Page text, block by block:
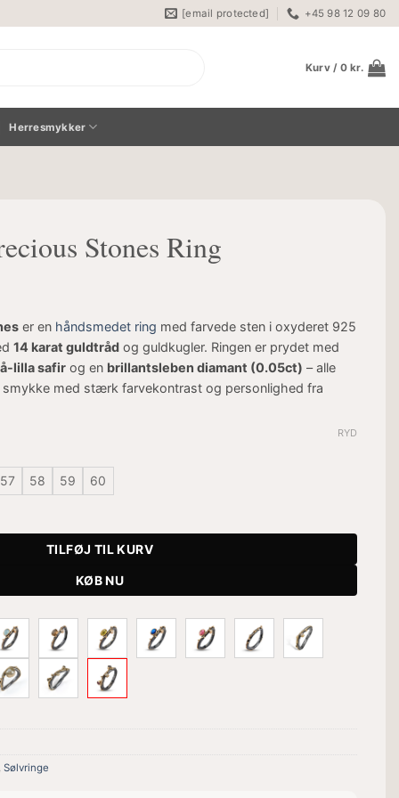
[email protected] +45 98 12 09 80
Kurv / 0kr.
Herresmykker
Stones Ring
er en håndsmedet ring med farvede sten i oxyderet 925
14 karat guldtråd og guldkugler. Ringen er prydet med
lilla safir og en brillantsleben diamant (0.05ct) – alle
smykke med stærk farvekontrast og personlighed fra
57 58 59 60
RYD
TILFØJ TIL KURV
KØB NU
,Sølvringe